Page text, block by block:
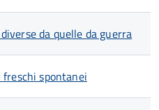
da quelle da guerra
spontanei